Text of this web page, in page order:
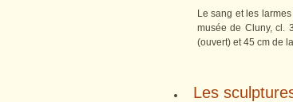
Le sang et les
musée de Cluny, cl.
(ouvert) et 45 cm de
Les